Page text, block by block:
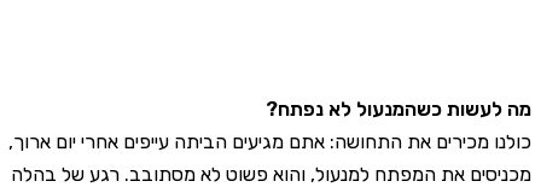
כשהמנעול לא נפתח?
מכירים את התחושה: אתם מגיעים הביתה עייפים אחרי יום ארוך,
את המפתח למנעול, והוא פשוט לא מסתובב. רגע של בהלה